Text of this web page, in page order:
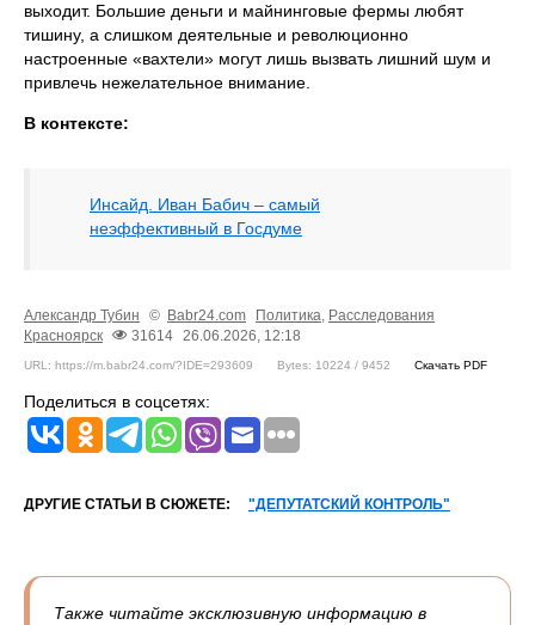
выходит. Большие деньги и майнинговые фермы любят
тишину, а слишком деятельные и революционно
настроенные «вахтели» могут лишь вызвать лишний шум и
привлечь нежелательное внимание.
В контексте:
Инсайд. Иван Бабич – самый
неэффективный в Госдуме
Александр Тубин © Babr24.com Политика, Расследования
Красноярск
31614 26.06.2026, 12:18
URL: https://m.babr24.com/?IDE=293609 Bytes: 10224 / 9452 Скачать PDF
Поделиться в соцсетях:
ДРУГИЕ СТАТЬИ В СЮЖЕТЕ: "ДЕПУТАТСКИЙ КОНТРОЛЬ"
Также читайте эксклюзивную информацию в